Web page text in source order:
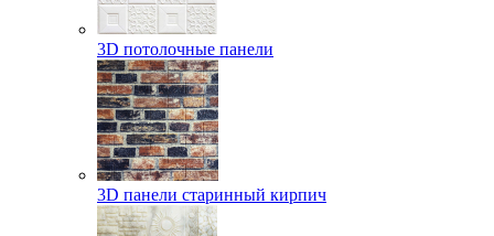
3D потолочные панели
3D панели старинный кирпич